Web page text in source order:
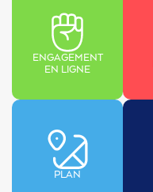
ENGAGEMENT
EN LIGNE
PLAN